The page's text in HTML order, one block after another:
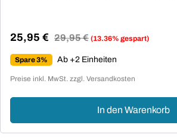
Verkaufspreis:
25,95 € Regulärer Preis:
29,95 € (13.36% gespart)
Spare 3% Ab +2 Einheiten
Preise inkl. MwSt. zzgl. Versandkosten
In den Warenkorb